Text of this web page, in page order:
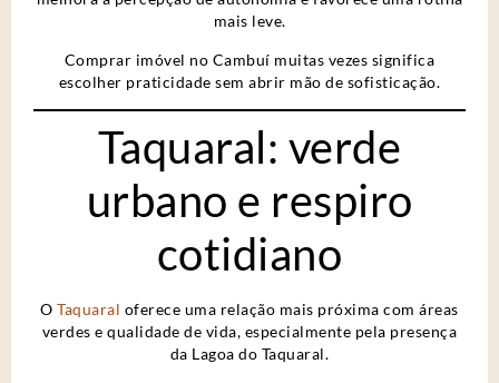
mais leve.
Comprar imóvel no Cambuí muitas vezes significa
escolher praticidade sem abrir mão de sofisticação.
Taquaral: verde
urbano e respiro
cotidiano
OTaquaral oferece uma relação mais próxima com áreas
verdes e qualidade de vida, especialmente pela presença
da Lagoa do Taquaral.